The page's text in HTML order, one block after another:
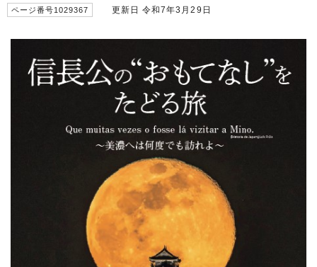
ページ番号1029367 更新日 令和7年3月29日